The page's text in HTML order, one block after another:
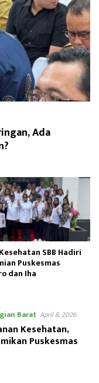
Ada
SBB Hadiri
Puskesmas
dan Iha
Barat April 8, 2026
Kesehatan,
Puskesmas